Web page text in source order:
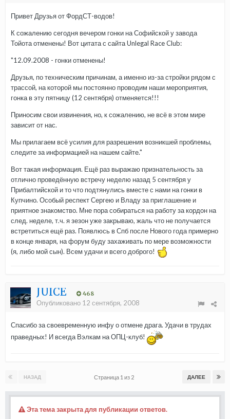
Привет Друзья от ФордСТ-водов!
К сожалению сегодня вечером гонки на Софийской у завода
Тойота отменены! Вот цитата с сайта Unlegal Race Club:
"12.09.2008 - гонки отменены!
Друзья, по техническим причинам, а именно из-за стройки рядом с
трассой, на которой мы постоянно проводим наши мероприятия,
гонка в эту пятницу (12 сентября) отменяется!!!
Приносим свои извинения, но, к сожалению, не всё в этом мире
зависит от нас.
Мы прилагаем всё усилия для разрешения возникшей проблемы,
следите за информацией на нашем сайте."
Вот такая информация. Ещё раз выражаю признательность за
отлично проведённую встречу неделю назад 5 сентября у
Прибалтийской и то что подтянулись вместе с нами на гонки в
Купчино. Особый респект Сергею и Владу за приглашение и
приятное знакомство. Мне пора собираться на работу за кордон на
след. неделе, т.ч. я зезон уже закрываю, жаль что не получается
встретиться ещё раз. Появлюсь в Спб после Нового года примерно
в конце января, на форум буду захаживать по мере возможности
(я, либо мой сын). Всем удачи и всего доброго!
JUICE 468
Опубликовано 12 сентября, 2008
Спасибо за своевременную инфу о отмене драга. Удачи в трудах
праведных! И всегда Вэлкам на ОПЦ-клуб!
НАЗАД ДАЛЕЕ
Страница 1 из 2
Эта тема закрыта для публикации ответов.